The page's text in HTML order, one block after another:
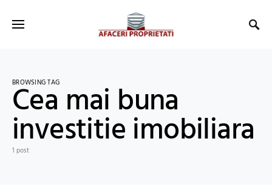
BROWSING TAG
Cea mai buna
investitie imobiliara
1 post